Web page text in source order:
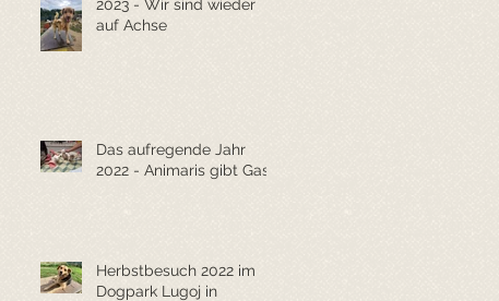
2023 - Wir sind wieder
auf Achse
Das aufregende Jahr
2022 - Animaris gibt Gas
Herbstbesuch 2022 im
Dogpark Lugoj in